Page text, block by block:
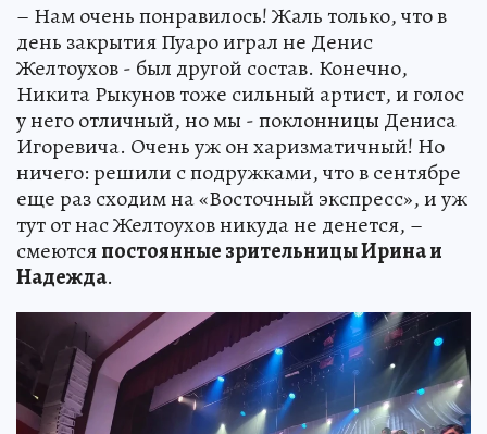
– Нам очень понравилось! Жаль только, что в
день закрытия Пуаро играл не Денис
Желтоухов - был другой состав. Конечно,
Никита Рыкунов тоже сильный артист, и голос
у него отличный, но мы - поклонницы Дениса
Игоревича. Очень уж он харизматичный! Но
ничего: решили с подружками, что в сентябре
еще раз сходим на «Восточный экспресс», и уж
тут от нас Желтоухов никуда не денется, –
смеютсяпостоянные зрительницы Ирина и
Надежда.